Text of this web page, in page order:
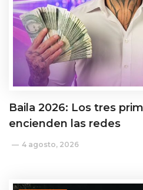
Baila 2026: Los tres
encienden las redes
4 agosto, 2026